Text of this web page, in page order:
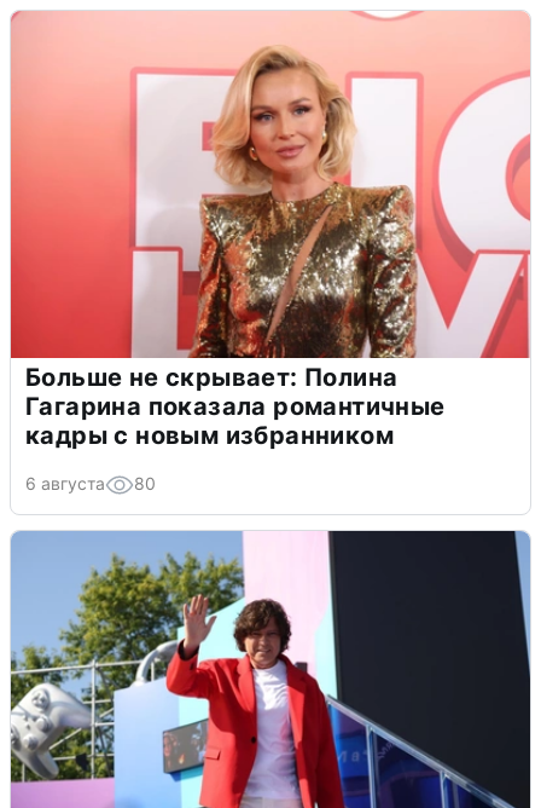
Больше не скрывает: Полина
Гагарина показала романтичные
кадры с новым избранником
6 августа 80